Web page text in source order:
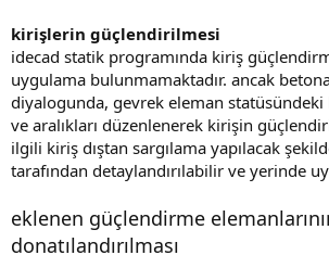
kirişlerin güçlendirilmesi
idecad statik programında kiriş
uygulama bulunmamaktadır. ancak
diyalogunda, gevrek eleman statüsündeki
ve aralıkları düzenlenerek kirişin
i̇lgili kiriş dıştan sargılama yapılacak
tarafından detaylandırılabilir ve yerinde
eklenen güçlendirme
donatılandırılması